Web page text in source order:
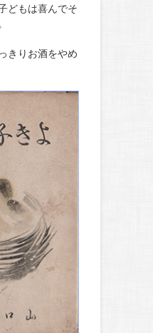
どもは喜んでそ
きりお酒をやめ